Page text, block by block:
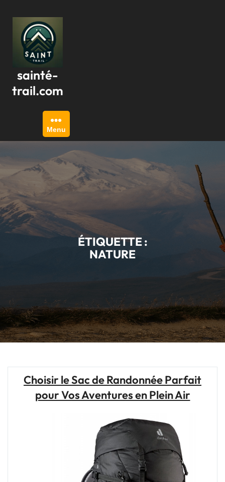
contenu
sainté-
trail.com
Menu
ÉTIQUETTE :
NATURE
Choisir le Sac de Randonnée Parfait
pour Vos Aventures en Plein Air